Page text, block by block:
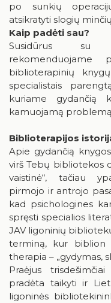
po sunkių
atsikratyti slogių
Kaip padėti sau?
Susidūrus su
rekomenduojame
biblioterapinių
specialistais
kuriame gydančią
kamuojamą
Biblioterapijos
Apie gydančią
virš Tebų bibliotekos
vaistinė“, tačiau
pirmojo ir antrojo
kad psichologines
spręsti specialios
JAV ligoninių
terminą, kur biblion
therapia – „gydymas,
Praėjus
pradėta taikyti ir
ligoninės